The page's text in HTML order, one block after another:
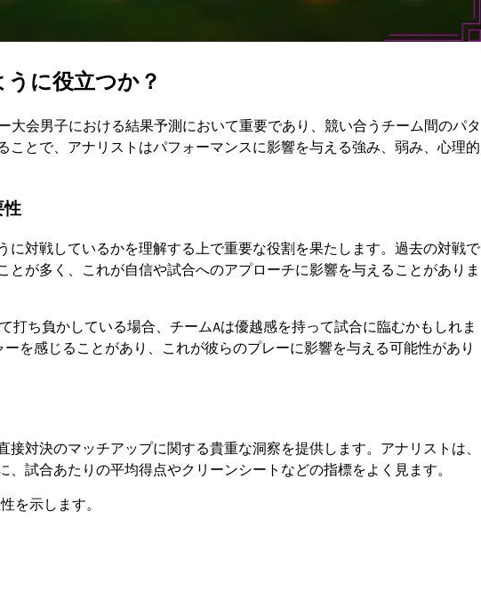
に役立つか？
大会男子における結果予測において重要であり、競い合うチーム間のパタ
ことで、アナリストはパフォーマンスに影響を与える強み、弱み、心理的
性
に対戦しているかを理解する上で重要な役割を果たします。過去の対戦で
が多く、これが自信や試合へのアプローチに影響を与えることがありま
打ち負かしている場合、チームAは優越感を持って試合に臨むかもしれま
を感じることがあり、これが彼らのプレーに影響を与える可能性があり
対決のマッチアップに関する貴重な洞察を提供します。アナリストは、
試合あたりの平均得点やクリーンシートなどの指標をよく見ます。
を示します。